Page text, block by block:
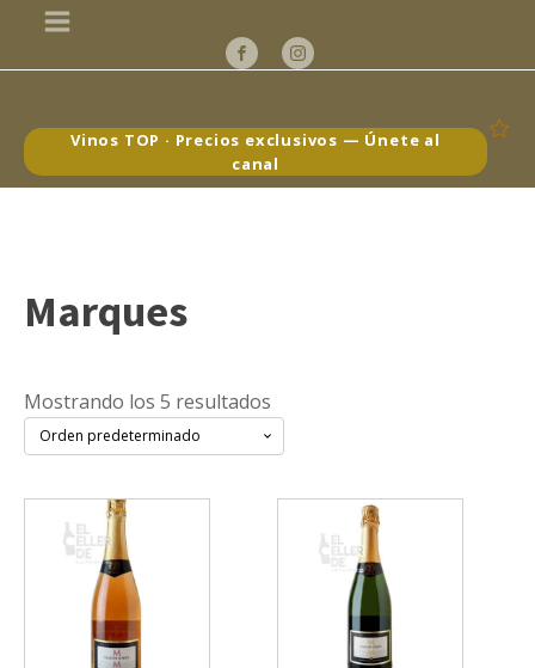
Vinos TOP · Precios exclusivos — Únete al
canal
Marques
Mostrando los 5 resultados